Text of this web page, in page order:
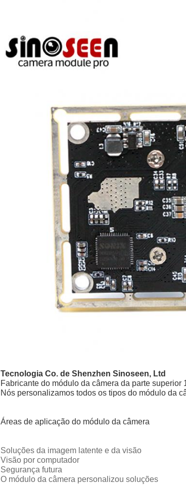
Tecnologia Co. de Shenzhen Sinoseen, Ltd
Fabricante do módulo da câmera da parte superior
Nós personalizamos todos os tipos do módulo da
Áreas de aplicação do módulo da câmera
Soluções da imagem latente e da visão
Visão por computador
Segurança futura Soluções
O módulo da câmera personalizou